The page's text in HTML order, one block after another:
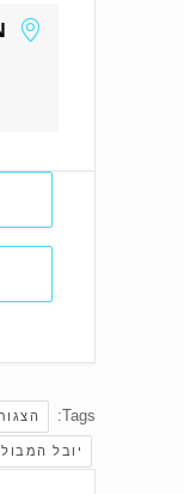
Tags:
יובל